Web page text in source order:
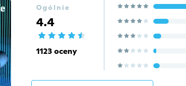
Ogólnie
4.4
1123 oceny